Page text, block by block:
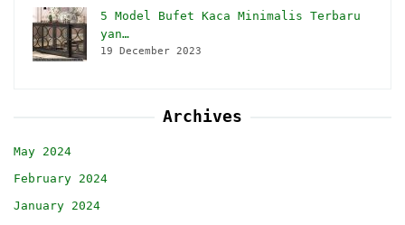
5 Model Bufet Kaca Minimalis Terbaru
yan…
19 December 2023
Archives
May 2024
February 2024
January 2024